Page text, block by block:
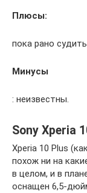
Плюсы:
пока рано
Минусы
: неизвестны.
Sony Xperia
Xperia 10 Plus
похож ни на
в целом, и в
оснащен 6,5-